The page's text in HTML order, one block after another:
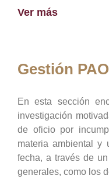
Ver más
Gestión
En esta sección
investigación
de oficio por
materia ambiental y
fecha, a través de
generales, como los